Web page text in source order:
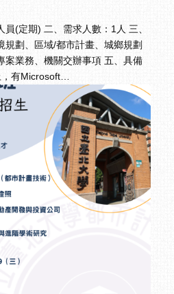
(定期) 二、需求人數：1人 三、
規劃、區域/都市計畫、城鄉規劃
案業務、機關交辦事項 五、具備
有Microsoft…